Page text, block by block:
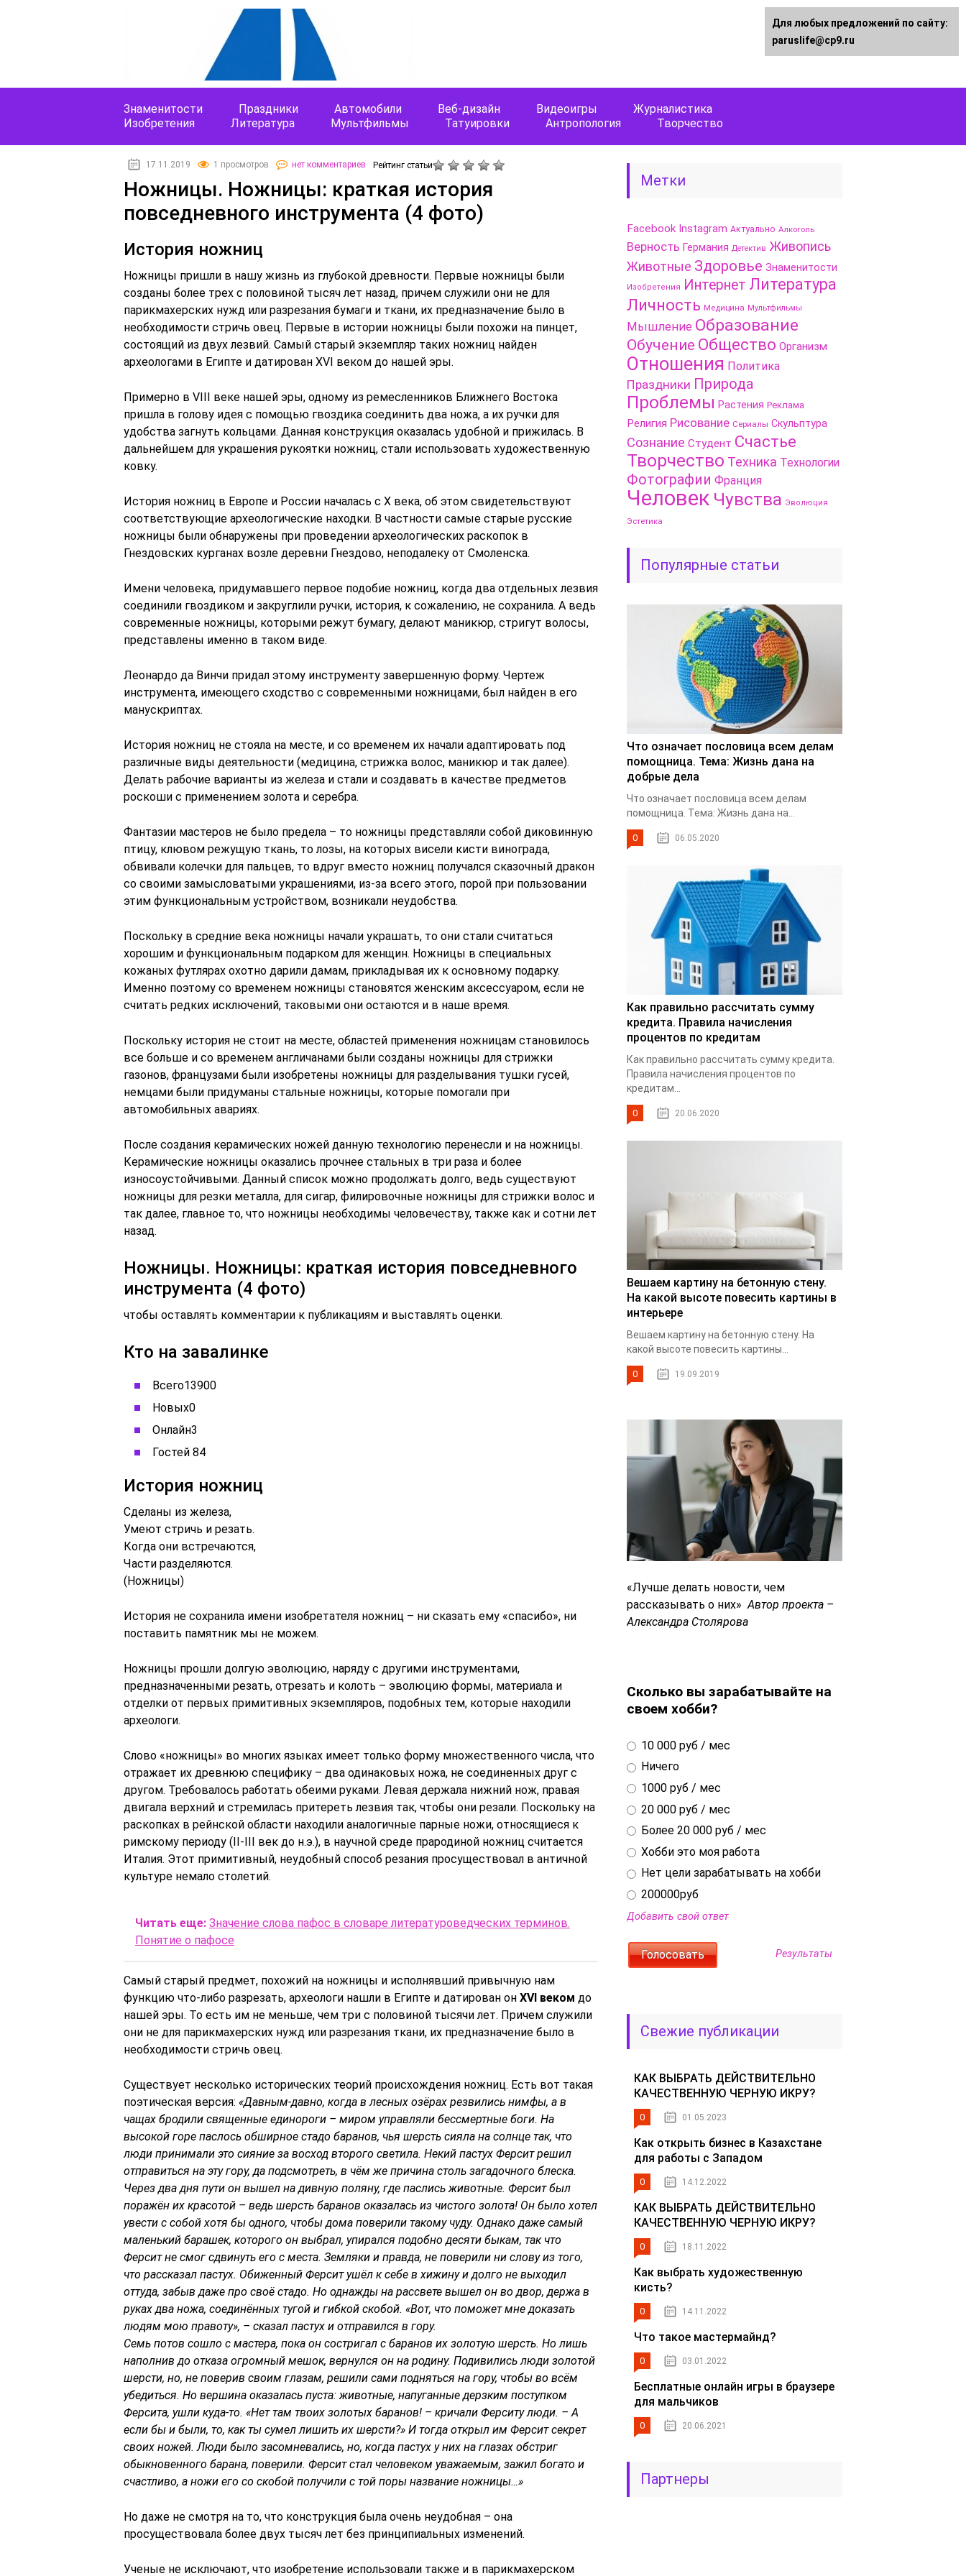
Знаменитости Праздники Автомобили Веб-дизайн Видеоигры
Журналистика
Изобретения
Литература Мультфильмы Татуировки Антропология Творчество
17.11.2019 1 просмотров нет комментариев Рейтинг статьи
Ножницы. Ножницы: краткая история
повседневного инструмента (4 фото)
История ножниц
Ножницы пришли в нашу жизнь из глубокой древности. Первые ножницы были
созданы более трех с половиной тысяч лет назад, причем служили они не для
парикмахерских нужд или разрезания бумаги и ткани, их предназначение было в
необходимости стричь овец. Первые в истории ножницы были похожи на пинцет,
состоящий из двух лезвий. Самый старый экземпляр таких ножниц найден
археологами в Египте и датирован XVI веком до нашей эры.
Примерно в VIII веке нашей эры, одному из ремесленников Ближнего Востока
пришла в голову идея с помощью гвоздика соединить два ножа, а их ручки для
удобства загнуть кольцами. Данная конструкция оказалась удобной и прижилась. В
дальнейшем для украшения рукоятки ножниц, стали использовать художественную
ковку.
История ножниц в Европе и России началась с X века, об этом свидетельствуют
соответствующие археологические находки. В частности самые старые русские
ножницы были обнаружены при проведении археологических раскопок в
Гнездовских курганах возле деревни Гнездово, неподалеку от Смоленска.
Имени человека, придумавшего первое подобие ножниц, когда два отдельных лезвия
соединили гвоздиком и закруглили ручки, история, к сожалению, не сохранила. А ведь
современные ножницы, которыми режут бумагу, делают маникюр, стригут волосы,
представлены именно в таком виде.
Леонардо да Винчи придал этому инструменту завершенную форму. Чертеж
инструмента, имеющего сходство с современными ножницами, был найден в его
манускриптах.
История ножниц не стояла на месте, и со временем их начали адаптировать под
различные виды деятельности (медицина, стрижка волос, маникюр и так далее).
Делать рабочие варианты из железа и стали и создавать в качестве предметов
роскоши с применением золота и серебра.
Фантазии мастеров не было предела – то ножницы представляли собой диковинную
птицу, клювом режущую ткань, то лозы, на которых висели кисти винограда,
обвивали колечки для пальцев, то вдруг вместо ножниц получался сказочный дракон
со своими замысловатыми украшениями, из-за всего этого, порой при пользовании
этим функциональным устройством, возникали неудобства.
Поскольку в средние века ножницы начали украшать, то они стали считаться
хорошим и функциональным подарком для женщин. Ножницы в специальных
кожаных футлярах охотно дарили дамам, прикладывая их к основному подарку.
Именно поэтому со временем ножницы становятся женским аксессуаром, если не
считать редких исключений, таковыми они остаются и в наше время.
Поскольку история не стоит на месте, областей применения ножницам становилось
все больше и со временем англичанами были созданы ножницы для стрижки
газонов, французами были изобретены ножницы для разделывания тушки гусей,
немцами были придуманы стальные ножницы, которые помогали при
автомобильных авариях.
После создания керамических ножей данную технологию перенесли и на ножницы.
Керамические ножницы оказались прочнее стальных в три раза и более
износоустойчивыми. Данный список можно продолжать долго, ведь существуют
ножницы для резки металла, для сигар, филировочные ножницы для стрижки волос и
так далее, главное то, что ножницы необходимы человечеству, также как и сотни лет
назад.
Ножницы. Ножницы: краткая история повседневного
инструмента (4 фото)
чтобы оставлять комментарии к публикациям и выставлять оценки.
Кто на завалинке
Всего13900
Новых0
Онлайн3
Гостей 84
История ножниц
Сделаны из железа,
Умеют стричь и резать.
Когда они встречаются,
Части разделяются.
(Ножницы)
История не сохранила имени изобретателя ножниц – ни сказать ему «спасибо», ни
поставить памятник мы не можем.
Ножницы прошли долгую эволюцию, наряду с другими инструментами,
предназначенными резать, отрезать и колоть – эволюцию формы, материала и
отделки от первых примитивных экземпляров, подобных тем, которые находили
археологи.
Слово «ножницы» во многих языках имеет только форму множественного числа, что
отражает их древнюю специфику – два одинаковых ножа, не соединенных друг с
другом. Требовалось работать обеими руками. Левая держала нижний нож, правая
двигала верхний и стремилась притереть лезвия так, чтобы они резали. Поскольку на
раскопках в рейнской области находили аналогичные парные ножи, относящиеся к
римскому периоду (II-III век до н.э.), в научной среде прародиной ножниц считается
Италия. Этот примитивный, неудобный способ резания просуществовал в античной
культуре немало столетий.
Читать еще: Значение слова пафос в словаре литературоведческих терминов.
Понятие о пафосе
Самый старый предмет, похожий на ножницы и исполнявший привычную нам
функцию что-либо разрезать, археологи нашли в Египте и датирован он XVI веком до
нашей эры. То есть им не меньше, чем три с половиной тысячи лет. Причем служили
они не для парикмахерских нужд или разрезания ткани, их предназначение было в
необходимости стричь овец.
Существует несколько исторических теорий происхождения ножниц. Есть вот такая
поэтическая версия: «Давным-давно, когда в лесных озёрах резвились нимфы, а в
чащах бродили священные единороги – миром управляли бессмертные боги. На
высокой горе паслось обширное стадо баранов, чья шерсть сияла на солнце так, что
люди принимали это сияние за восход второго светила. Некий пастух Ферсит решил
отправиться на эту гору, да подсмотреть, в чём же причина столь загадочного блеска.
Через два дня пути он вышел на дивную поляну, где паслись животные. Ферсит был
поражён их красотой – ведь шерсть баранов оказалась из чистого золота! Он было хотел
увести с собой хотя бы одного, чтобы дома поверили такому чуду. Однако даже самый
маленький барашек, которого он выбрал, упирался подобно десяти быкам, так что
Ферсит не смог сдвинуть его с места. Земляки и правда, не поверили ни слову из того,
что рассказал пастух. Обиженный Ферсит ушёл к себе в хижину и долго не выходил
оттуда, забыв даже про своё стадо. Но однажды на рассвете вышел он во двор, держа в
руках два ножа, соединённых тугой и гибкой скобой. «Вот, что поможет мне доказать
людям мою правоту», – сказал пастух и отправился в гору.
Семь потов сошло с мастера, пока он состригал с баранов их золотую шерсть. Но лишь
наполнив до отказа огромный мешок, вернулся он на родину. Подивились люди золотой
шерсти, но, не поверив своим глазам, решили сами подняться на гору, чтобы во всём
убедиться. Но вершина оказалась пуста: животные, напуганные дерзким поступком
Ферсита, ушли куда-то. «Нет там твоих золотых баранов! – кричали Ферситу люди. – А
если бы и были, то, как ты сумел лишить их шерсти?» И тогда открыл им Ферсит секрет
своих ножей. Люди было засомневались, но, когда пастух у них на глазах обстриг
обыкновенного барана, поверили. Ферсит стал человеком уважаемым, зажил богато и
счастливо, а ножи его со скобой получили с той поры название ножницы…»
Но даже не смотря на то, что конструкция была очень неудобная – она
просуществовала более двух тысяч лет без принципиальных изменений.
Ученые не исключают, что изобретение использовали также и в парикмахерском
Метки
Facebook Instagram Актуально Алкоголь
Верность Германия Детектив Живопись
Животные Здоровье Знаменитости
Изобретения Интернет Литература
Личность Медицина Мультфильмы
Мышление Образование
Обучение Общество Организм
Отношения Политика
Праздники Природа
Проблемы Растения Реклама
Религия Рисование Сериалы Скульптура
Сознание Студент Счастье
Творчество Техника Технологии
Фотографии Франция
Человек Чувства Эволюция
Эстетика
Популярные статьи
Что означает пословица всем делам
помощница. Тема: Жизнь дана на
добрые дела
Что означает пословица всем делам
помощница. Тема: Жизнь дана на...
0 06.05.2020
Как правильно рассчитать сумму
кредита. Правила начисления
процентов по кредитам
Как правильно рассчитать сумму кредита.
Правила начисления процентов по
кредитам...
0 20.06.2020
Вешаем картину на бетонную стену.
На какой высоте повесить картины в
интерьере
Вешаем картину на бетонную стену. На
какой высоте повесить картины...
0 19.09.2019
«Лучше делать новости, чем
рассказывать о них»Автор проекта –
Александра Столярова
Сколько вы зарабатывайте на
своем хобби?
10 000 руб / мес
Ничего
1000 руб / мес
20 000 руб / мес
Более 20 000 руб / мес
Хобби это моя работа
Нет цели зарабатывать на хобби
200000руб
Добавить свой ответ
Результаты
Свежие публикации
КАК ВЫБРАТЬ ДЕЙСТВИТЕЛЬНО
КАЧЕСТВЕННУЮ ЧЕРНУЮ ИКРУ?
0 01.05.2023
Как открыть бизнес в Казахстане
для работы с Западом
0 14.12.2022
КАК ВЫБРАТЬ ДЕЙСТВИТЕЛЬНО
КАЧЕСТВЕННУЮ ЧЕРНУЮ ИКРУ?
0 18.11.2022
Как выбрать художественную
кисть?
0 14.11.2022
Что такое мастермайнд?
0 03.01.2022
Бесплатные онлайн игры в браузере
для мальчиков
0 20.06.2021
Партнеры
Для любых предложений по сайту:
paruslife@cp9.ru